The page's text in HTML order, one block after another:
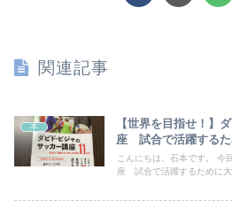
関連記事
本
【世界を目指せ！】
座 試合で活躍するた
こんにちは、石本です。 今
座 試合で活躍するために大